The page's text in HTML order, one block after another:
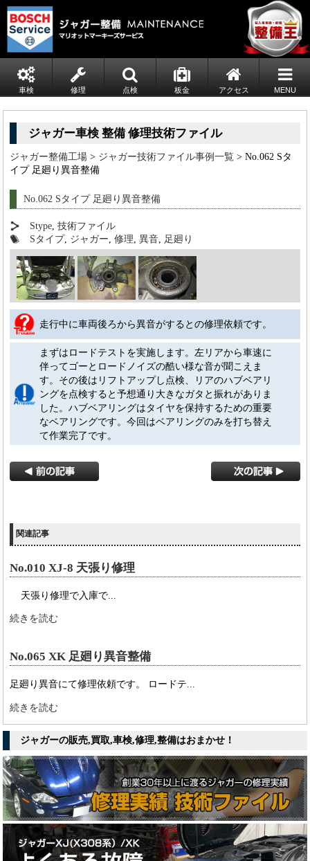
車検 修理 点検 板金 アクセス MENU
ジャガー車検 整備 修理技術ファイル
ジャガー整備工場 > ジャガー技術ファイル事例一覧 > No.062 Sタ
イプ 足廻り異音整備
No.062 Sタイプ 足廻り異音整備
Stype ,技術ファイル
Sタイプ, ジャガー ,修理 ,異音 足廻り
走行中に車両後ろから異音がするとの修理依頼です。
まずはロードテストを実施します。左リアから車速に
伴ってゴーとロードノイズの酷い様な音が聞こえま
す。その後はリフトアップし点検、リアのハブベアリ
ングを点検すると予想通り大きなガタと振れがありま
した。ハブベアリングはタイヤを保持するための重要
なベアリングです。今回はベアリングのみを打ち替え
て作業完了です。
関連記事
No.010 XJ-8 天張り修理
天張り修理で入庫で...
続きを読む
No.065 XK 足廻り異音整備
足廻り異音にて修理依頼です。 ロードテ...
続きを読む
ジャガーの販売,買取,車検,修理,整備はおまかせ！